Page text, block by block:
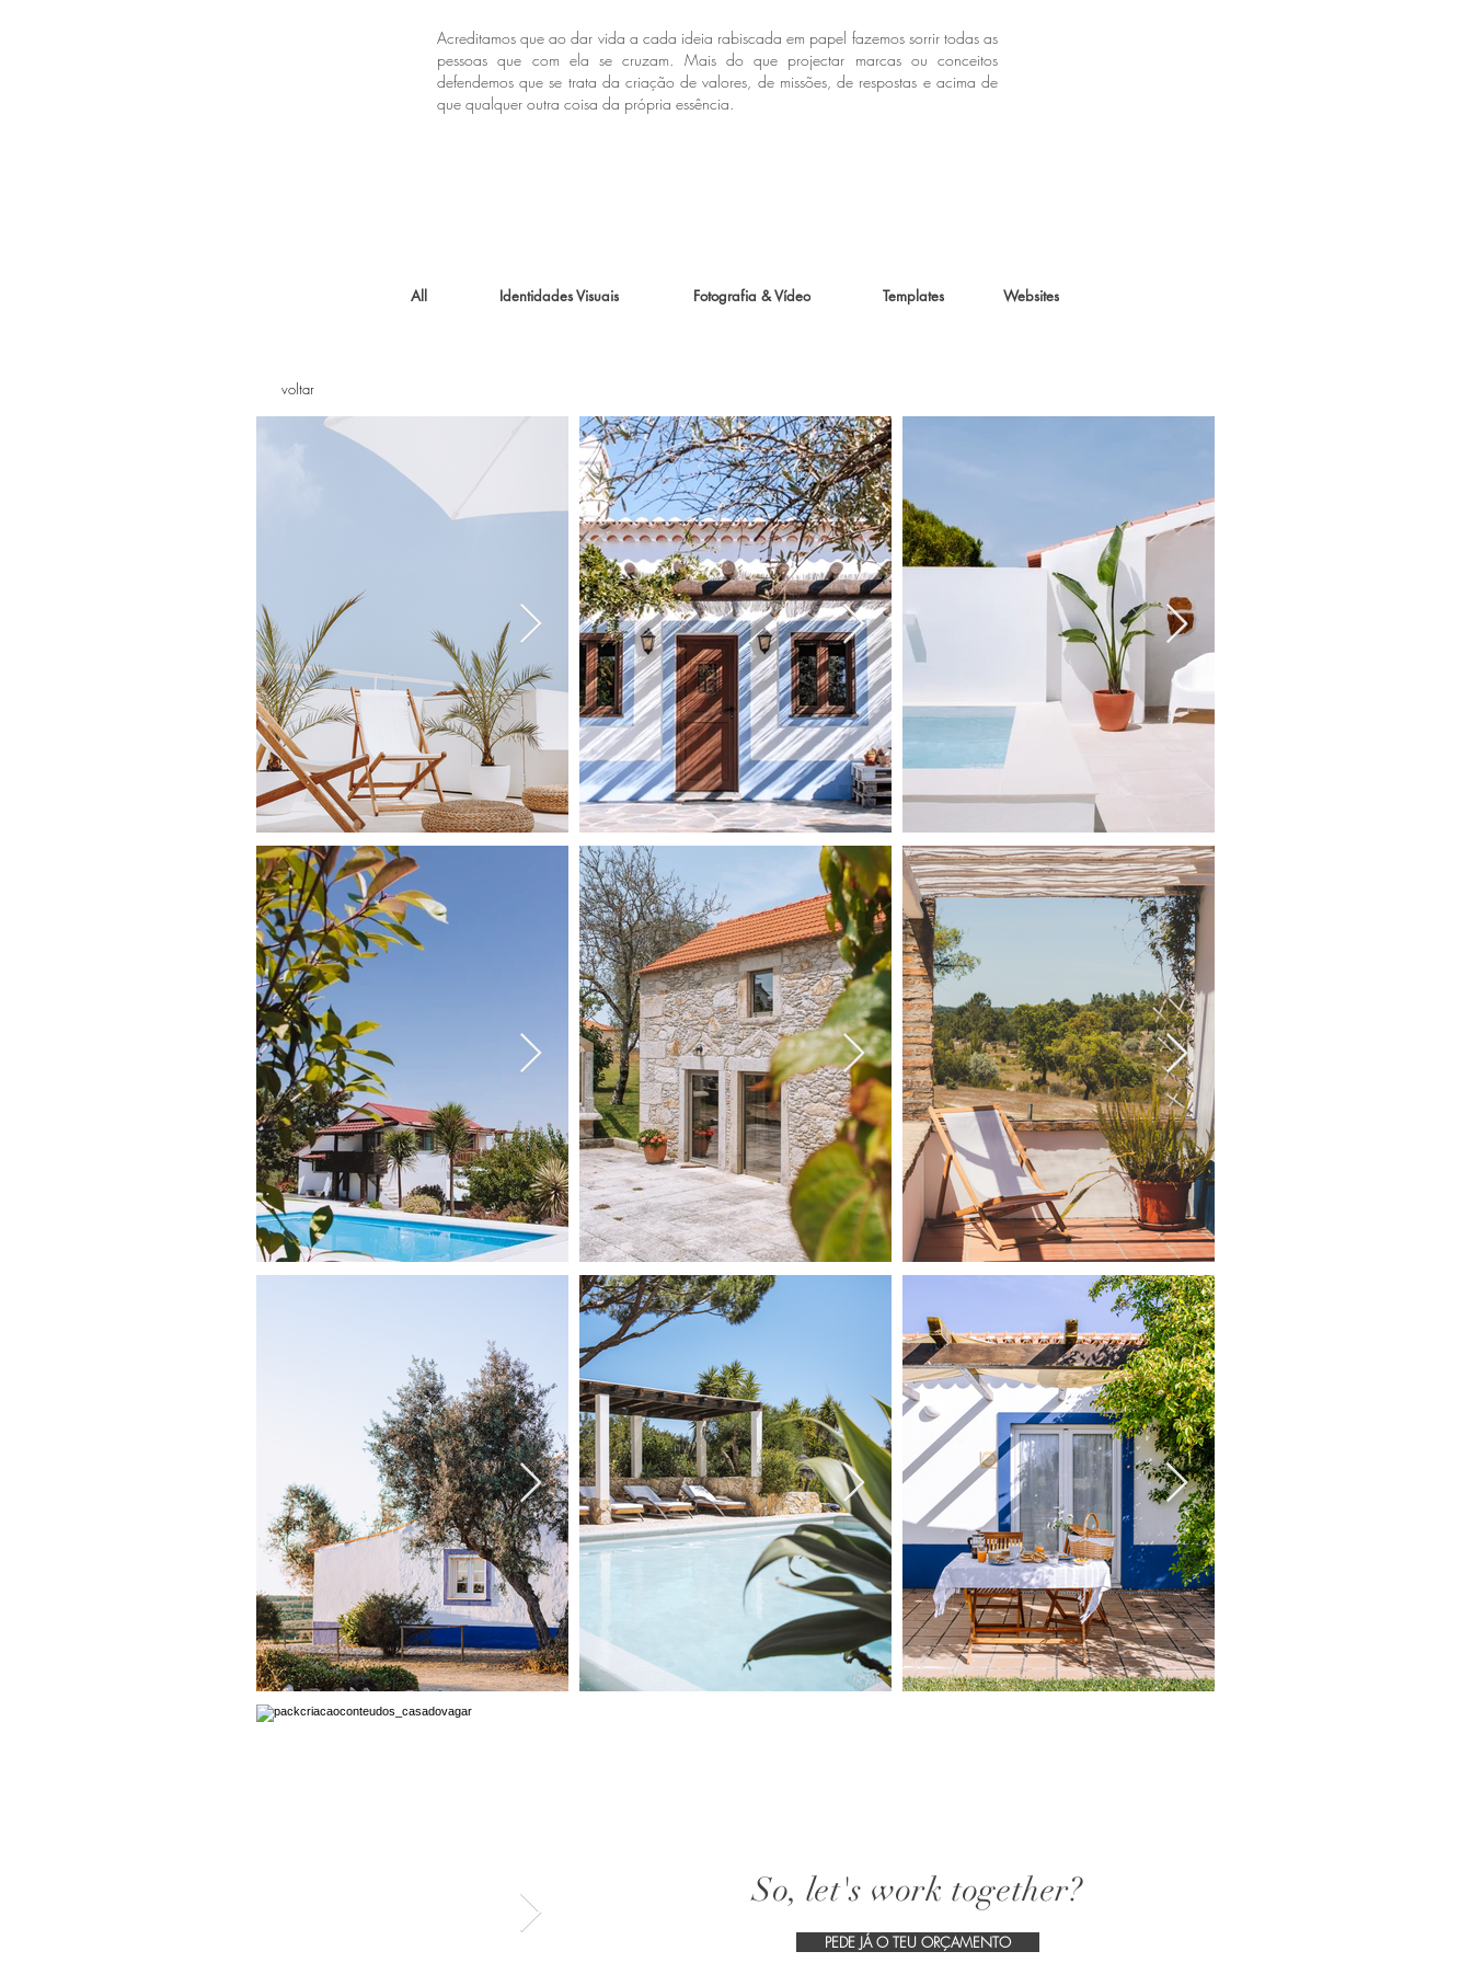
Acreditamos que ao dar vida a cada ideia rabiscada em papel fazemos sorrir todas as
pessoas que com ela se cruzam. Mais do que projectar marcas ou conceitos
defendemos que se trata da criação de valores, de missões, de respostas e acima de
que qualquer outra coisa da própria essência.
All Identidades Visuais Fotografia & Vídeo Templates Websites
voltar
So, let's work together?
PEDE JÁ O TEU ORÇAMENTO